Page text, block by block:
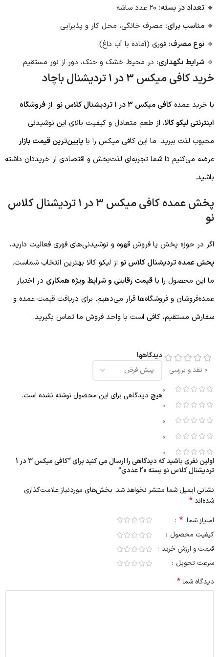
🔹 تعداد در بسته:
🔹 مناسب برای: مصرف خانگی، محل کار و پذیرایی
🔹 نوع مصرف: فوری (آماده با آب داغ)
🔹 شرایط نگهداری: در محیط خشک و خنک، دور از نور مستقیم
خرید کافی میکس ۳ در ۱ تردیشنال باچاد
با خرید عمده کافی میکس ۳ در ۱ تردیشنال کلاس نو از فروشگاه
اینترنتی لیکو کالا، از طعم متعادل و کیفیت بالای این نوشیدنی
محبوب لذت ببرید. ما این کافی میکس را با پایین‌ترین قیمت بازار
عرضه می‌کنیم تا شما تجربه‌ای لذت‌بخش و اقتصادی از خریدتان داشته
باشید.
پخش عمده کافی میکس ۳ در ۱ تردیشنال کلاس
نو
اگر در حوزه پخش یا فروش قهوه و نوشیدنی‌های فوری فعالیت دارید،
پخش عمده تردیشنال کلاس نو از لیکو کالا بهترین انتخاب شماست.
ما این محصول را با قیمت رقابتی و شرایط ویژه همکاری در اختیار
عمده‌فروشان و فروشگاه‌ها قرار می‌دهیم. برای دریافت قیمت عمده و
سفارش مستقیم، کافی است با واحد فروش ما تماس بگیرید.
0 نقد و بررسی
0
0
0
0
0
دیدگاهها
هیچ دیدگاهی برای این محصول نوشته نشده است.
اولین نفری باشید که دیدگاهی را ارسال می کنید برای “کافی میکس 3 در 1
تردیشنال کلاس نو بسته 20 عددی”
نشانی ایمیل شما منتشر نخواهد شد. بخش‌های موردنیاز علامت‌گذاری
شده‌اند*
امتیاز شما *
کیفیت محصول
قیمت و ارزش خرید
سرعت تحویل
دیدگاه شما*